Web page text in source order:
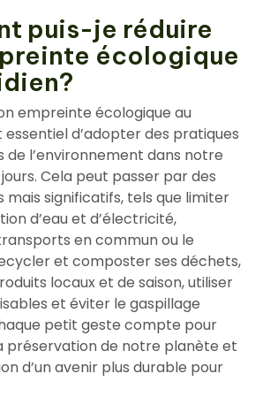
puis-je réduire
écologique
empreinte écologique au
essentiel d’adopter des pratiques
de l’environnement dans notre
Cela peut passer par des
mais significatifs, tels que limiter
d’eau et d’électricité,
en commun ou le
et composter ses déchets,
locaux et de saison, utiliser
et éviter le gaspillage
petit geste compte pour
préservation de notre planète et
d’un avenir plus durable pour